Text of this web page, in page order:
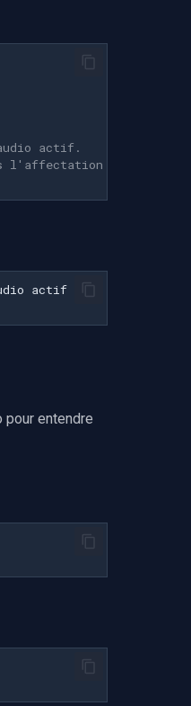
actif.
l'affectation directe.
entendre